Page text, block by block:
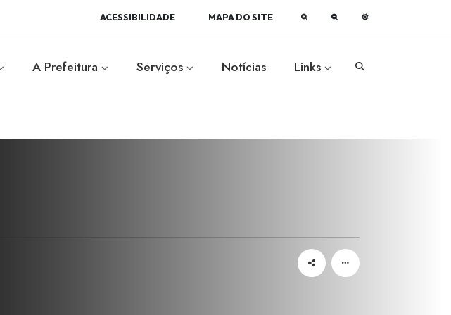
ACESSIBILIDADE MAPA DO SITE
A Prefeitura Serviços Notícias Links